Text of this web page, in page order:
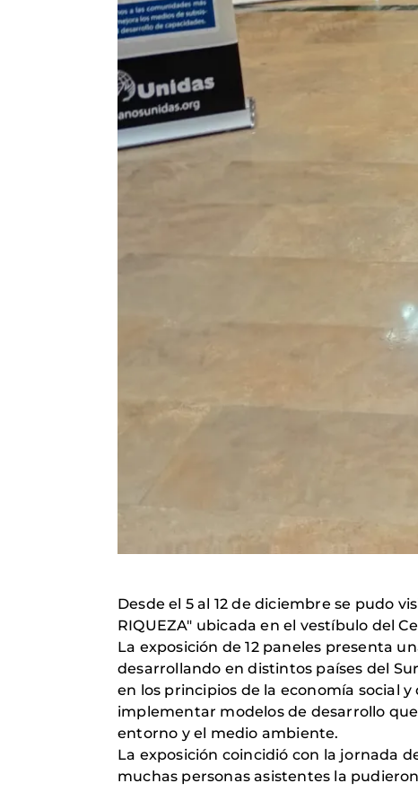
Desde el 5 al 12 de diciembre se pudo
RIQUEZA" ubicada en el vestíbulo del
La exposición de 12 paneles presenta
desarrollando en distintos países del
en los principios de la economía social
implementar modelos de desarrollo
entorno y el medio ambiente.
La exposición coincidió con la jornada
muchas personas asistentes la